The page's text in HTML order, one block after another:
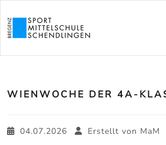
WIENWOCHE DER 4A-
04.07.2026 Erstellt von MaM